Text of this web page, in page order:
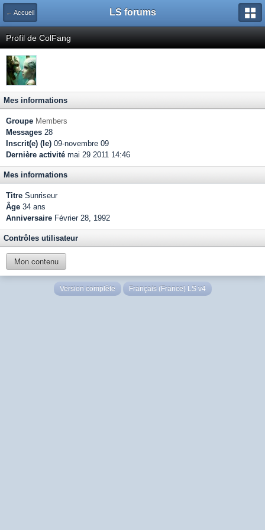
← Accueil LS forums
Profil de ColFang
Mes informations
Groupe Members
Messages 28
Inscrit(e) (le) 09-novembre 09
Dernière activité mai 29 2011 14:46
Mes informations
Titre Sunriseur
Âge 34 ans
Anniversaire Février 28, 1992
Contrôles utilisateur
Mon contenu
Version complète Français (France) LS v4